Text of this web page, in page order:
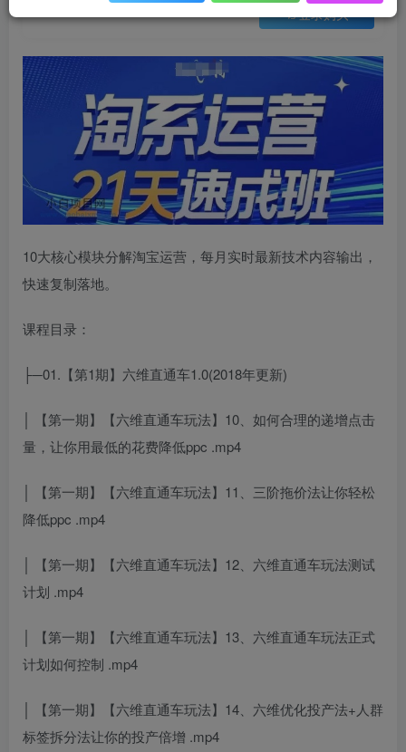
登录购买
10大核心模块分解淘宝运营，每月实时最新技术内容输出，
快速复制落地。
课程目录：
├─01.【第1期】六维直通车1.0(2018年更新)
│ 【第一期】【六维直通车玩法】10、如何合理的递增点击
量，让你用最低的花费降低ppc .mp4
│ 【第一期】【六维直通车玩法】11、三阶拖价法让你轻松
降低ppc .mp4
│ 【第一期】【六维直通车玩法】12、六维直通车玩法测试
计划 .mp4
│ 【第一期】【六维直通车玩法】13、六维直通车玩法正式
计划如何控制 .mp4
│ 【第一期】【六维直通车玩法】14、六维优化投产法+人群
标签拆分法让你的投产倍增 .mp4